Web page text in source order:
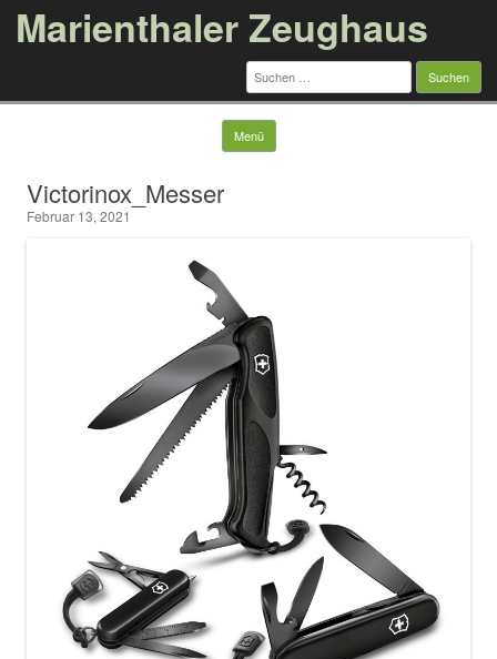
Marienthaler Zeughaus
Suchen
nach:
Menü Springe zum Inhalt
Victorinox_Messer
Februar 13, 2021